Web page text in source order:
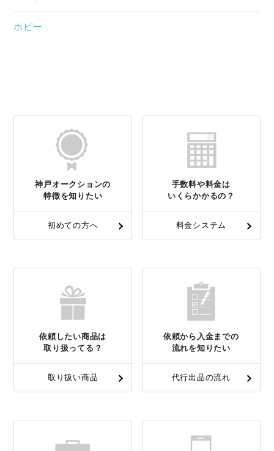
ホビー
神戸オークションの
特徴を知りたい
初めての方へ
手数料や料金は
いくらかかるの？
料金システム
依頼したい商品は
取り扱ってる？
取り扱い商品
依頼から入金までの
流れを知りたい
代行出品の流れ